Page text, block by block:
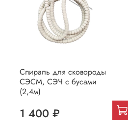
Спираль для сковороды
СЭСМ, СЭЧ с бусами
(2,4м)
1 400 ₽